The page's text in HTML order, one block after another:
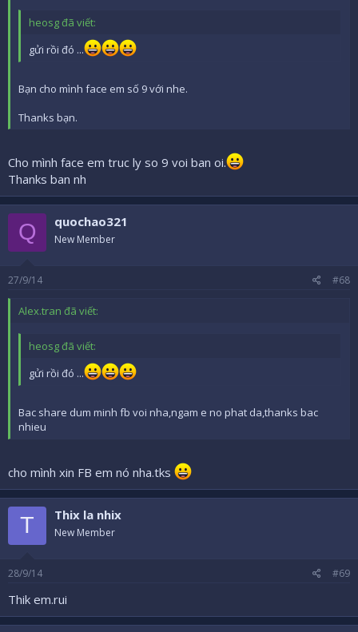
heosg đã viết:
gửi rồi đó ...
Bạn cho mình face em số 9 với nhe.
Thanks bạn.
Cho mình face em truc ly so 9 voi ban oi.
Thanks ban nh
Q quochao321
New Member
27/9/14 #68
Alex.tran đã viết:
heosg đã viết:
gửi rồi đó ...
Bac share dum minh fb voi nha,ngam e no phat da,thanks bac
nhieu
cho mình xin FB em nó nha.tks
T Thix la nhix
New Member
28/9/14 #69
Thik em.rui